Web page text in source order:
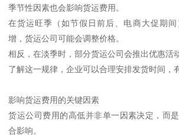
季节性因素也会影响货运费用。
在货运旺季（如节假日前后、电商大促期
增，货运公司可能会调整价格。
相反，在淡季时，部分货运公司会推出优惠活
了解这一规律，企业可以合理安排发货时间，
影响货运费用的关键因素
货运公司费用的高低并非单一因素决定，而
合影响。